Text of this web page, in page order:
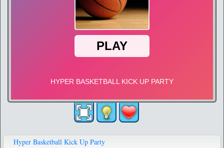
Hyper Basketball Kick Up Party